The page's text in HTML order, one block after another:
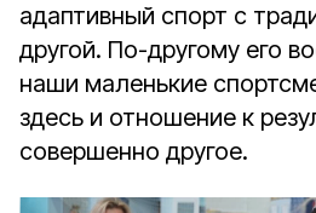
адаптивный спорт с
другой. По-другому его
наши маленькие
здесь и отношение к
совершенно другое.